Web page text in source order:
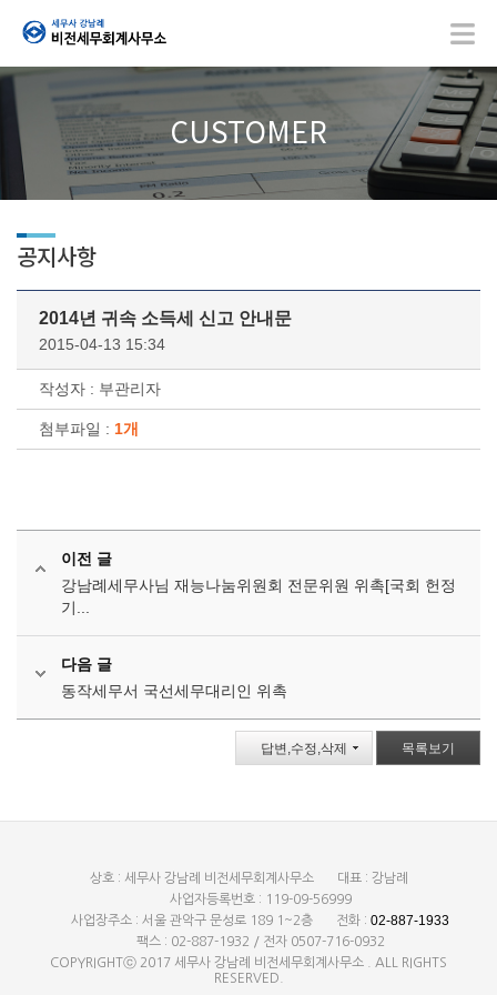
CUSTOMER
공지사항
2014년 귀속 소득세 신고 안내문
2015-04-13 15:34
작성자 : 부관리자
첨부파일 : 1개
이전 글
강남례세무사님 재능나눔위원회 전문위원 위촉[국회 헌정
기...
다음 글
동작세무서 국선세무대리인 위촉
답변,수정,삭제 목록보기
상호 : 세무사 강남례 비전세무회계사무소
대표 : 강남례
사업자등록번호 : 119-09-56999
사업장주소 : 서울 관악구 문성로 189 1~2층
전화 : 02-887-1933
팩스 : 02-887-1932 / 전자 0507-716-0932
COPYRIGHTⓒ 2017 세무사 강남례 비전세무회계사무소 . ALL RIGHTS
RESERVED.